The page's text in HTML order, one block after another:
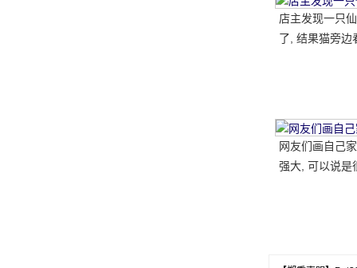
店主发现一只
了, 结果猫旁边
网友们画自己
强大, 可以说是